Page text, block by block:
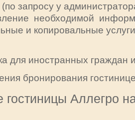
(по запросу у
необходимой
и копировальные услуги
для иностранных граждан
бронирования
гостиницы Аллегро